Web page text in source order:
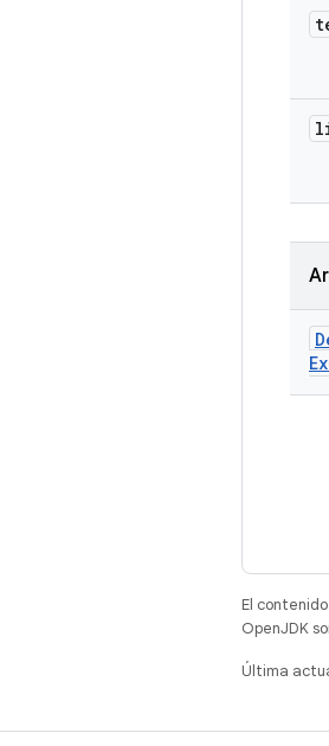
El
OpenJDK
Última